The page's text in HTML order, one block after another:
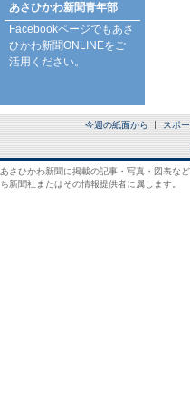
あさひかわ新聞青年部
Facebookページでもあさ
ひかわ新聞ONLINEをご
活用ください。
今週の紙面から スポ
あさひかわ新聞に掲載の記事・写真・図表な
ち新聞社またはその情報提供者に属します。